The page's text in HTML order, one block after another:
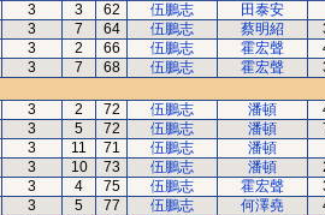
3 3 62 伍鵬志 田泰安
3 7 64 伍鵬志 蔡明紹
3 2 66 伍鵬志 霍宏聲
3 7 68 伍鵬志 霍宏聲
3 2 72 伍鵬志 潘頓
3 5 72 伍鵬志 潘頓
3 11 71 伍鵬志 潘頓
3 10 73 伍鵬志 潘頓
3 4 75 伍鵬志 霍宏聲
3 5 77 伍鵬志 何澤堯